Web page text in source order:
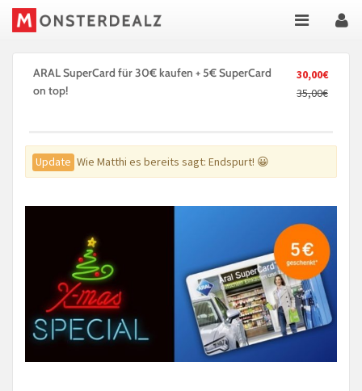
30,00€
35,00€
ARAL SuperCard für 30€ kaufen + 5€ SuperCard
on top!
Update Wie Matthi es bereits sagt: Endspurt! 😀